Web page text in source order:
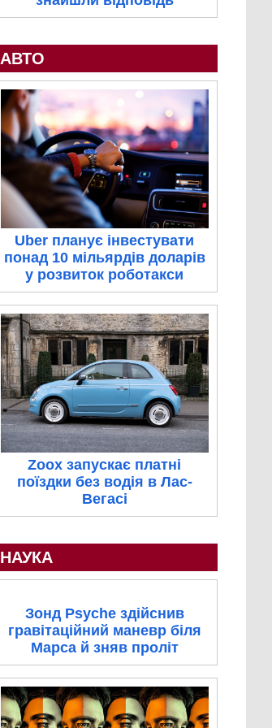
АВТО
Uber планує інвестувати
понад 10 мільярдів доларів
у розвиток роботакси
Zoox запускає платні
поїздки без водія в Лас-
Вегасі
НАУКА
Зонд Psyche здійснив
гравітаційний маневр біля
Марса й зняв проліт